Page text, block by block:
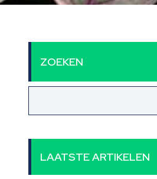
ZOEKEN
LAATSTE ARTIKELEN